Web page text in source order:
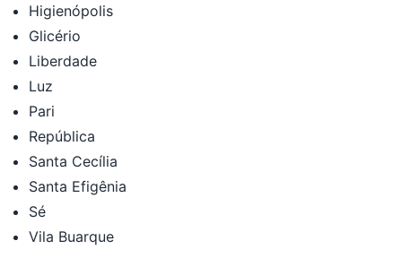
Higienópolis
Glicério
Liberdade
Luz
Pari
República
Santa Cecília
Santa Efigênia
Sé
Vila Buarque